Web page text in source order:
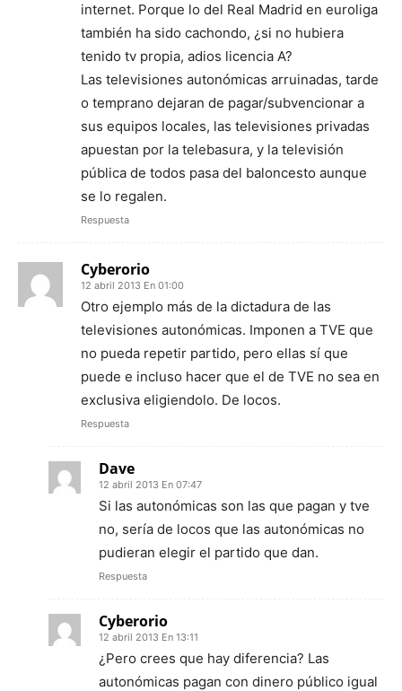
internet. Porque lo del Real Madrid en euroliga
también ha sido cachondo, ¿si no hubiera
tenido tv propia, adios licencia A?
Las televisiones autonómicas arruinadas, tarde
o temprano dejaran de pagar/subvencionar a
sus equipos locales, las televisiones privadas
apuestan por la telebasura, y la televisión
pública de todos pasa del baloncesto aunque
se lo regalen.
Respuesta
Cyberorio
12 abril 2013 En 01:00
Otro ejemplo más de la dictadura de las
televisiones autonómicas. Imponen a TVE que
no pueda repetir partido, pero ellas sí que
puede e incluso hacer que el de TVE no sea en
exclusiva eligiendolo. De locos.
Respuesta
Dave
12 abril 2013 En 07:47
Si las autonómicas son las que pagan y tve
no, sería de locos que las autonómicas no
pudieran elegir el partido que dan.
Respuesta
Cyberorio
12 abril 2013 En 13:11
¿Pero crees que hay diferencia? Las
autonómicas pagan con dinero público igual